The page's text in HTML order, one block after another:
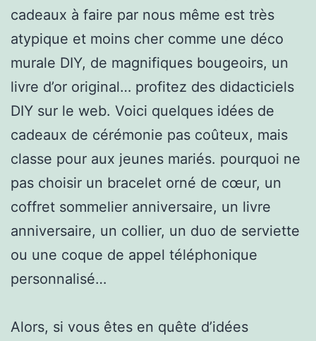
cadeaux à faire par nous même est très
atypique et moins cher comme une déco
murale DIY, de magnifiques bougeoirs, un
livre d’or original… profitez des didacticiels
DIY sur le web. Voici quelques idées de
cadeaux de cérémonie pas coûteux, mais
classe pour aux jeunes mariés. pourquoi ne
pas choisir un bracelet orné de cœur, un
coffret sommelier anniversaire, un livre
anniversaire, un collier, un duo de serviette
ou une coque de appel téléphonique
personnalisé…
Alors, si vous êtes en quête d’idées